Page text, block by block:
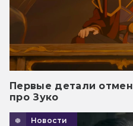
Первые детали
про Зуко
Новости